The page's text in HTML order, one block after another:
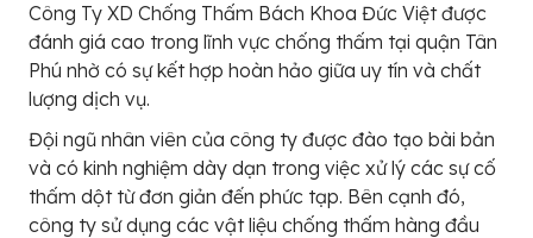
Công Ty XD Chống Thấm Bách Khoa Đức Việt được
đánh giá cao trong lĩnh vực chống thấm tại quận Tân
Phú nhờ có sự kết hợp hoàn hảo giữa uy tín và chất
lượng dịch vụ.
Đội ngũ nhân viên của công ty được đào tạo bài bản
và có kinh nghiệm dày dạn trong việc xử lý các sự cố
thấm dột từ đơn giản đến phức tạp. Bên cạnh đó,
công ty sử dụng các vật liệu chống thấm hàng đầu